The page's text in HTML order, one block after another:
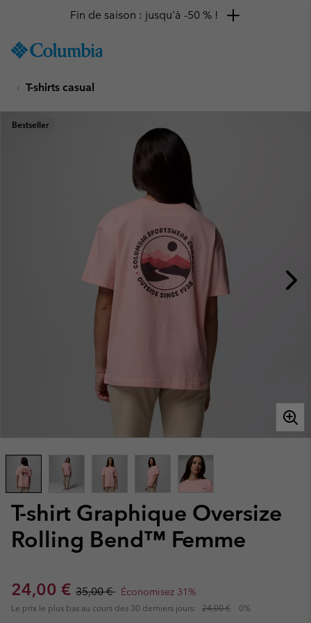
TO
SKIP
MAIN
NAV
Fin de saison : jusqu'à -50 % !
T-shirts casual
T-shirt Graphique Oversize
Rolling Bend™ Femme
Sale price:
24,00 € Regular price:
35,00 € Économisez 31%
Le prix le plus bas au cours des 30 derniers jours: 24,00 € 0%
Bestseller